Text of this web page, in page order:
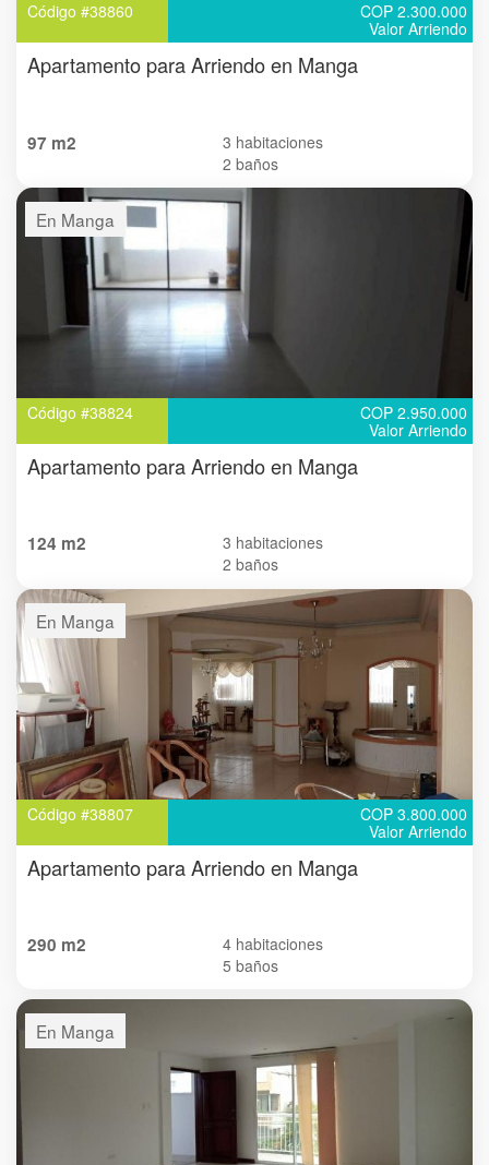
Código #38860
COP 2.300.000
Valor Arriendo
Apartamento para Arriendo en Manga
97 m2
3 habitaciones
2 baños
En Manga
Código #38824
COP 2.950.000
Valor Arriendo
Apartamento para Arriendo en Manga
124 m2
3 habitaciones
2 baños
En Manga
Código #38807
COP 3.800.000
Valor Arriendo
Apartamento para Arriendo en Manga
290 m2
4 habitaciones
5 baños
En Manga